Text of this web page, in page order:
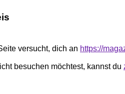
versucht, dich an https://
besuchen möchtest, kannst du